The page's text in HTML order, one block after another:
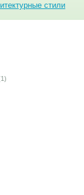
стили